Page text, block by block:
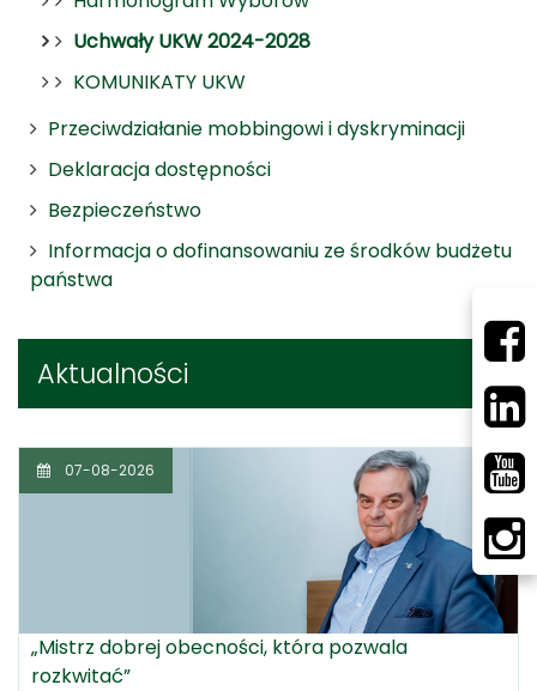
Uchwały UKW 2024-2028
KOMUNIKATY UKW
Przeciwdziałanie mobbingowi i dyskryminacji
Deklaracja dostępności
Bezpieczeństwo
Informacja o dofinansowaniu ze środków budżetu
państwa
Aktualności
07-08-2026
„Mistrz dobrej obecności, która pozwala
rozkwitać”